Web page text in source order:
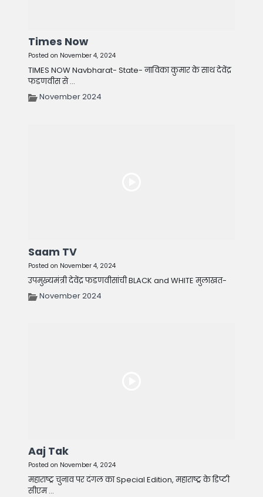
Times Now
Posted on November 4, 2024
TIMES NOW Navbharat- State- नाविका कुमार के साथ देवेंद्र
फडणवीस से ...
November 2024
Saam TV
Posted on November 4, 2024
उपमुख्यमंत्री देवेंद्र फडणवीसांची BLACK and WHITE मुलाखत-
November 2024
Aaj Tak
Posted on November 4, 2024
महाराष्ट्र चुनाव पर दंगल का Special Edition, महाराष्ट्र के डिप्टी
सीएम ...